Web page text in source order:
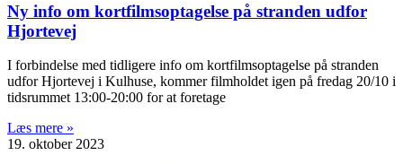
Ny info om kortfilmsoptagelse på stranden udfor
Hjortevej
I forbindelse med tidligere info om kortfilmsoptagelse på stranden
udfor Hjortevej i Kulhuse, kommer filmholdet igen på fredag 20/10 i
tidsrummet 13:00-20:00 for at foretage
Læs mere »
19. oktober 2023